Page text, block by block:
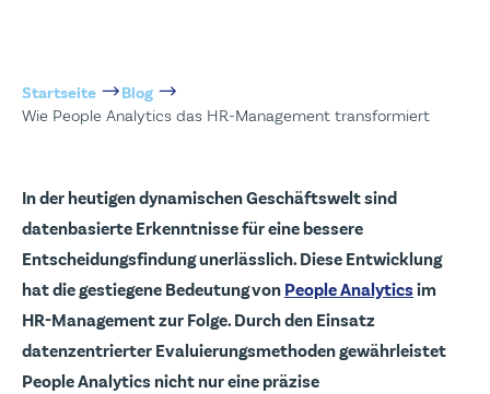
Startseite Blog
Wie People Analytics das HR-Management transformiert
In der heutigen dynamischen Geschäftswelt sind
datenbasierte Erkenntnisse für eine bessere
Entscheidungsfindung unerlässlich. Diese Entwicklung
hat die gestiegene Bedeutung von People Analytics im
HR-Management zur Folge. Durch den Einsatz
datenzentrierter Evaluierungsmethoden gewährleistet
People Analytics nicht nur eine präzise